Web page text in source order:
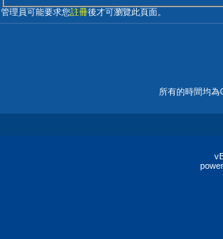
管理員可能要求您註冊後才可瀏覽此頁面。
所有的時間均為